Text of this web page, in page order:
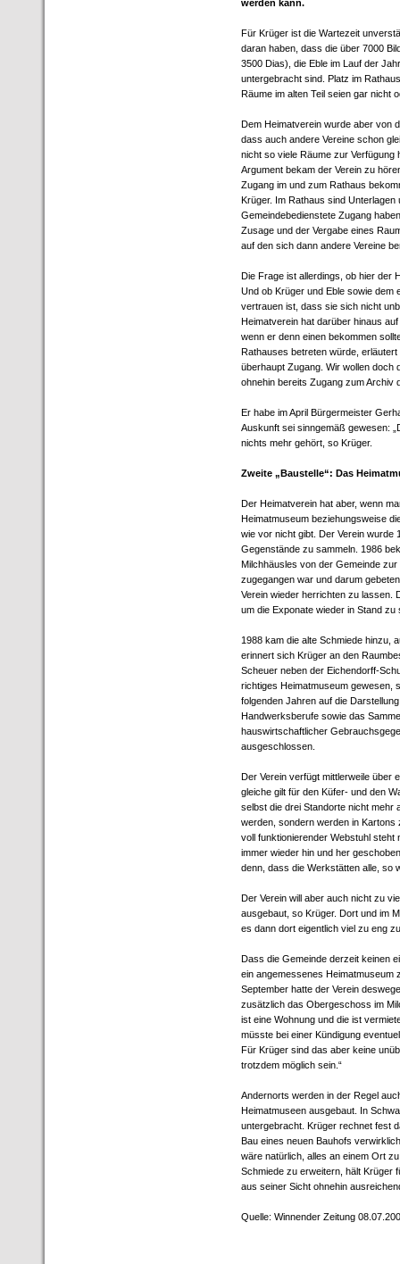
werden kann.
Für Krüger ist die Wartezeit
daran haben, dass die über 7000
3500 Dias), die Eble im Lauf der
untergebracht sind. Platz im
Räume im alten Teil seien gar nicht
Dem Heimatverein wurde aber von
dass auch andere Vereine schon
nicht so viele Räume zur Verfügung
Argument bekam der Verein zu
Zugang im und zum Rathaus
Krüger. Im Rathaus sind
Gemeindebedienstete Zugang
Zusage und der Vergabe eines
auf den sich dann andere Vereine
Die Frage ist allerdings, ob hier der
Und ob Krüger und Eble sowie dem
vertrauen ist, dass sie sich nicht
Heimatverein hat darüber hinaus
wenn er denn einen bekommen
Rathauses betreten würde, erläutert
überhaupt Zugang. Wir wollen doch
ohnehin bereits Zugang zum Archiv
Er habe im April Bürgermeister
Auskunft sei sinngemäß gewesen:
nichts mehr gehört, so Krüger.
Zweite „Baustelle“: Das
Der Heimatverein hat aber, wenn
Heimatmuseum beziehungsweise
wie vor nicht gibt. Der Verein wurde
Gegenstände zu sammeln. 1986
Milchhäusles von der Gemeinde
zugegangen war und darum
Verein wieder herrichten zu lassen.
um die Exponate wieder in Stand zu
1988 kam die alte Schmiede hinzu,
erinnert sich Krüger an den
Scheuer neben der Eichendorff-
richtiges Heimatmuseum gewesen,
folgenden Jahren auf die
Handwerksberufe sowie das
hauswirtschaftlicher
ausgeschlossen.
Der Verein verfügt mittlerweile über
gleiche gilt für den Küfer- und den
selbst die drei Standorte nicht mehr
werden, sondern werden in
voll funktionierender Webstuhl steht
immer wieder hin und her
denn, dass die Werkstätten alle, so
Der Verein will aber auch nicht zu
ausgebaut, so Krüger. Dort und im
es dann dort eigentlich viel zu eng
Dass die Gemeinde derzeit keinen
ein angemessenes Heimatmuseum
September hatte der Verein
zusätzlich das Obergeschoss im
ist eine Wohnung und die ist
müsste bei einer Kündigung
Für Krüger sind das aber keine
trotzdem möglich sein.“
Andernorts werden in der Regel
Heimatmuseen ausgebaut. In
untergebracht. Krüger rechnet fest
Bau eines neuen Bauhofs
wäre natürlich, alles an einem Ort
Schmiede zu erweitern, hält Krüger
aus seiner Sicht ohnehin
Quelle: Winnender Zeitung